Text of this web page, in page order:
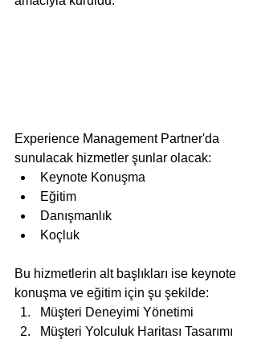
Experience Management Partner'da
sunulacak hizmetler şunlar olacak:
Keynote Konuşma
Eğitim
Danışmanlık
Koçluk
Bu hizmetlerin alt başlıkları ise keynote
konuşma ve eğitim için şu şekilde:
Müşteri Deneyimi Yönetimi
Müşteri Yolculuk Haritası Tasarımı